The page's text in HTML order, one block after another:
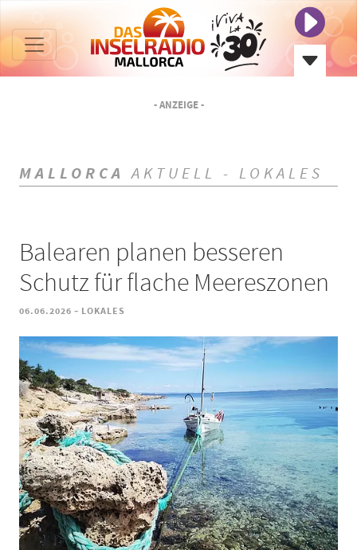
- ANZEIGE -
MALLORCA AKTUELL - LOKALES
Balearen planen besseren
Schutz für flache Meereszonen
06.06.2026 - LOKALES